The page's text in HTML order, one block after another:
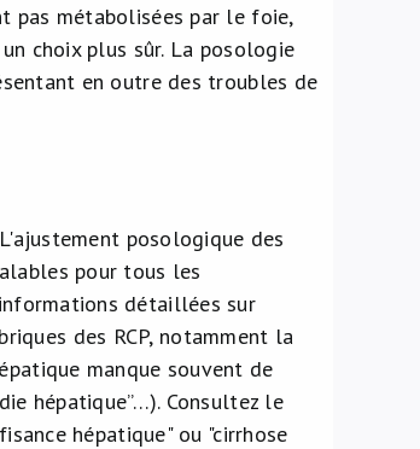
pas métabolisées par le foie,
choix plus sûr. La posologie
en outre des troubles de
posologique des
pour tous les
détaillées sur
des RCP, notamment la
manque souvent de
hépatique”…). Consultez le
hépatique" ou "cirrhose